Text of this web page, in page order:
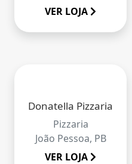
VER LOJA
Donatella Pizzaria
Pizzaria
João Pessoa, PB
VER LOJA